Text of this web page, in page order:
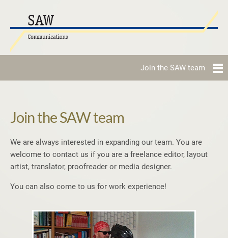
Join the SAW team
Join the SAW team
We are always interested in expanding our team. You are
welcome to contact us if you are a freelance editor, layout
artist, translator, proofreader or media designer.
You can also come to us for work experience!